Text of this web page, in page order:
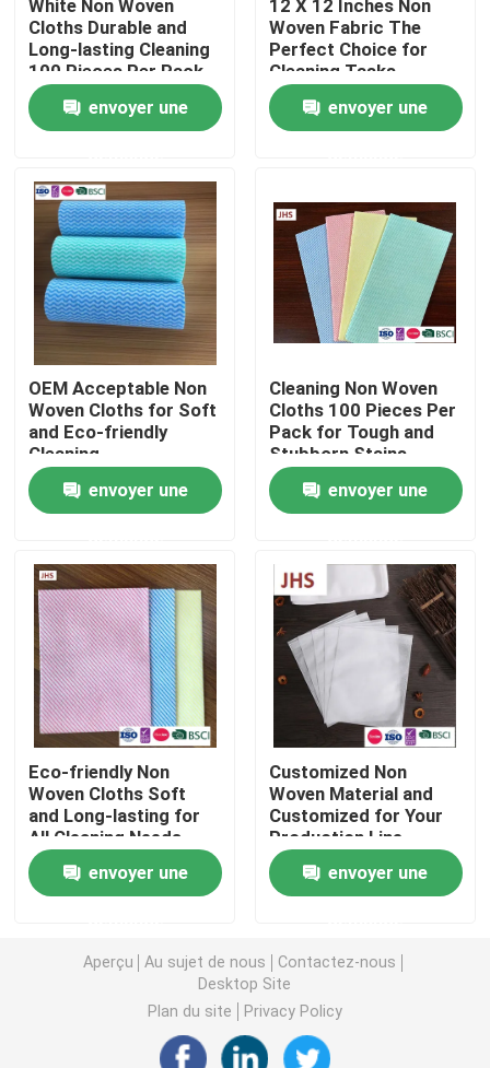
Produits
À propos de nous
Contrôle de la qualité
Nous contacter
Nouvelles
Demandez un devis
Tissus non tissés
Rouleau jumbo non tissé
Nappe non-tissée
Tissu de nettoyage ménager
Chiffons de nettoyage de Spunlace
Tissu industriel à usage lourd
Essuie-glaces pour les services alimentaires
Seringues de cuisine jetables
White Non Woven
Cloths Durable and
Long-lasting Cleaning
100 Pieces Per Pack
envoyer une
12 X 12 Inches Non
Woven Fabric The
Perfect Choice for
Cleaning Tasks
envoyer une
OEM Acceptable Non
Woven Cloths for Soft
and Eco-friendly
Cleaning
envoyer une
Cleaning Non Woven
Cloths 100 Pieces Per
Pack for Tough and
Stubborn Stains
envoyer une
Eco-friendly Non
Woven Cloths Soft
and Long-lasting for
All Cleaning Needs
envoyer une
Customized Non
Woven Material and
Customized for Your
Production Line
Efficiency
envoyer une
Aperçu Au sujet de nous
Contactez-nous
Desktop Site
Plan du site
Privacy Policy